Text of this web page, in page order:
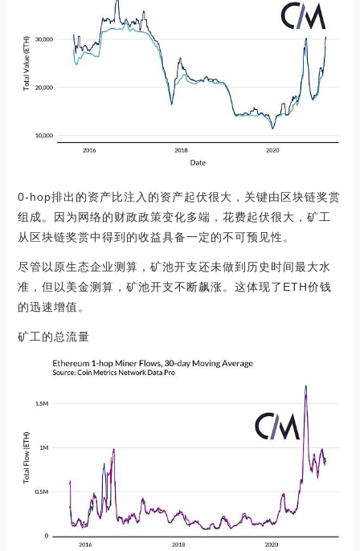
0-hop排出的资产比注入的资产起伏很大，关键由区块链奖赏
组成。因为网络的财政政策变化多端，花费起伏很大，矿工
从区块链奖赏中得到的收益具备一定的不可预见性。
尽管以原生态企业测算，矿池开支还未做到历史时间最大水
准，但以美金测算，矿池开支不断飙涨。这体现了ETH价钱
的迅速增值。
矿工的总流量